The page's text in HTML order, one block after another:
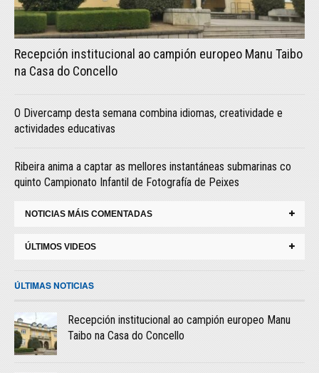
Recepción institucional ao campión europeo Manu Taibo
na Casa do Concello
O Divercamp desta semana combina idiomas, creatividade e
actividades educativas
Ribeira anima a captar as mellores instantáneas submarinas co
quinto Campionato Infantil de Fotografía de Peixes
NOTICIAS MÁIS COMENTADAS
ÚLTIMOS VIDEOS
ÚLTIMAS NOTICIAS
Recepción institucional ao campión europeo Manu
Taibo na Casa do Concello